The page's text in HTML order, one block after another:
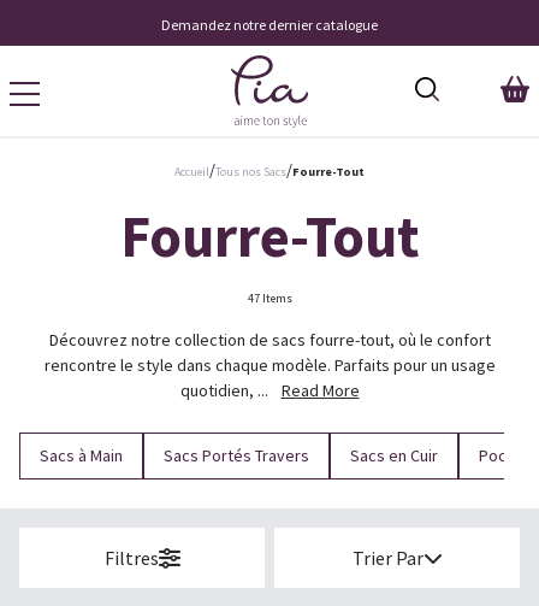
Demandez notre dernier catalogue
Accueil/Tous nos Sacs/Fourre-Tout
Fourre-Tout
47 Items
Découvrez notre collection de sacs fourre-tout, où le confort
rencontre le style dans chaque modèle. Parfaits pour un usage
quotidien, ...
Read More
Sacs à Main Sacs Portés Travers Sacs en Cuir
Filtres Trier Par